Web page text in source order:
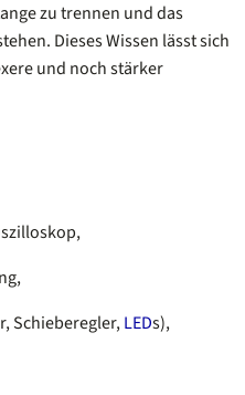
zu trennen und das
Dieses Wissen lässt sich
und noch stärker
Schieberegler,LEDs),